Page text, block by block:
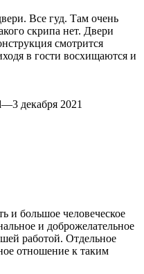
Все гуд. Там очень
скрипа нет. Двери
смотрится
в гости восхищаются и
—3 декабря 2021
и большое человеческое
и доброжелательное
работой. Отдельное
отношение к таким